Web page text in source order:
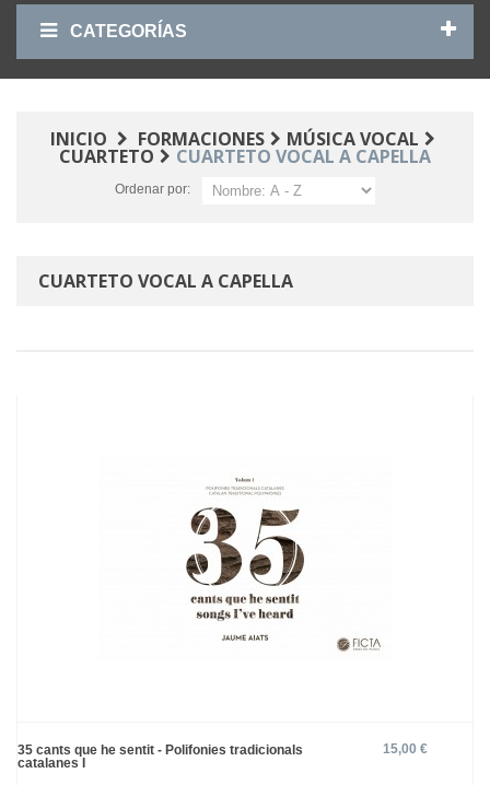
CATEGORÍAS
INICIO FORMACIONES MÚSICA VOCAL
CUARTETO CUARTETO VOCAL A CAPELLA
Ordenar por:
CUARTETO VOCAL A CAPELLA
35 cants que he sentit - Polifonies tradicionals
catalanes I
15,00 €